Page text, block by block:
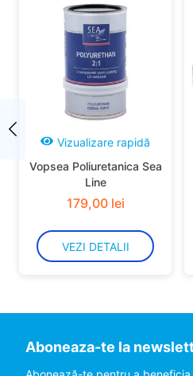
Vizualizare rapidă
Vopsea Poliuretanica Sea
Line
179,00 lei
VEZI DETALII
Aboneaza-te la